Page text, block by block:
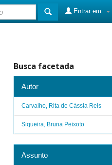
Entrar em:
Busca facetada
Autor
Carvalho, Rita de Cássia Reis
Siqueira, Bruna Peixoto
Assunto